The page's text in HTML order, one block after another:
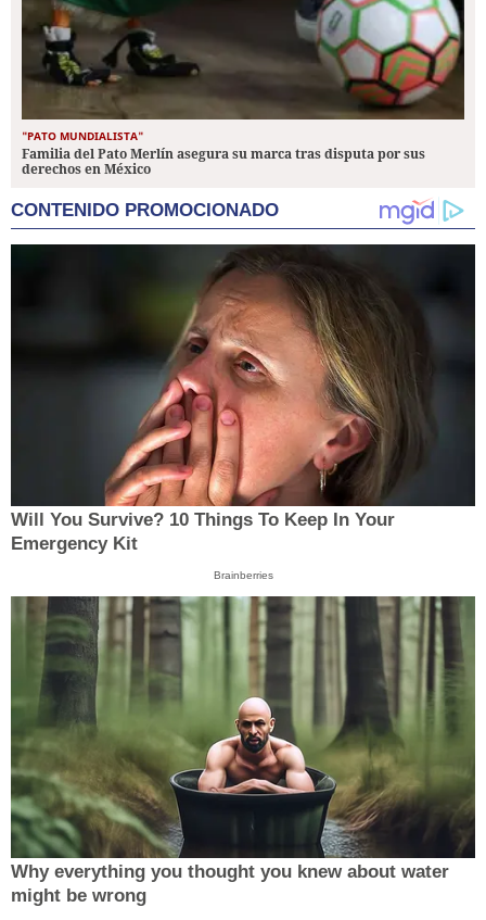
"PATO MUNDIALISTA"
Familia del Pato Merlín asegura su marca tras disputa por sus
derechos en México
CONTENIDO PROMOCIONADO
Will You Survive? 10 Things To Keep In Your
Emergency Kit
Brainberries
Why everything you thought you knew about water
might be wrong